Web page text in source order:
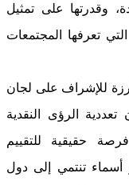
وقدرتها على تمثيل
التي تعرفها المجتمعات
للإشراف على لجان
الرؤى النقدية
حقيقية للتقييم
أسماء تنتمي إلى دول